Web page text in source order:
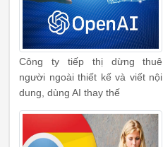
Công ty tiếp thị dừng thuê
người ngoài thiết kế và viết nội
dung, dùng AI thay thế